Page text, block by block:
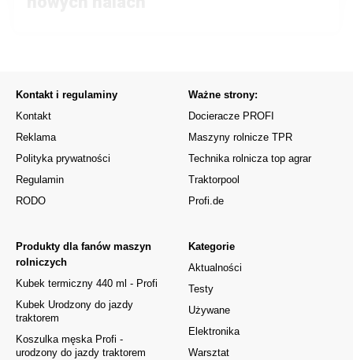
Kontakt i regulaminy
Kontakt
Reklama
Polityka prywatności
Regulamin
RODO
Kategorie
Aktualności
Testy
Używane
Elektronika
Warsztat
Produkty dla fanów maszyn
rolniczych
Kubek termiczny 440 ml - Profi
Kubek Urodzony do jazdy
traktorem
Koszulka męska Profi -
urodzony do jazdy traktorem
Ważne strony:
Docieracze PROFI
Maszyny rolnicze TPR
Technika rolnicza top agrar
Traktorpool
Profi.de